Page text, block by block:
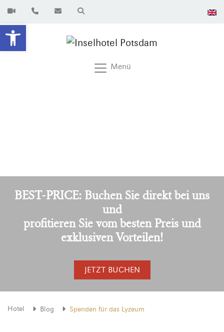
Werkzeugleiste öffnen
Menü
BEST-PRICE: Buchen Sie direkt bei uns
und
profitieren Sie vom besten Preis und
exklusiven Vorteilen!
JETZT BUCHEN
Hotel Blog Spenden für das Lyzeum